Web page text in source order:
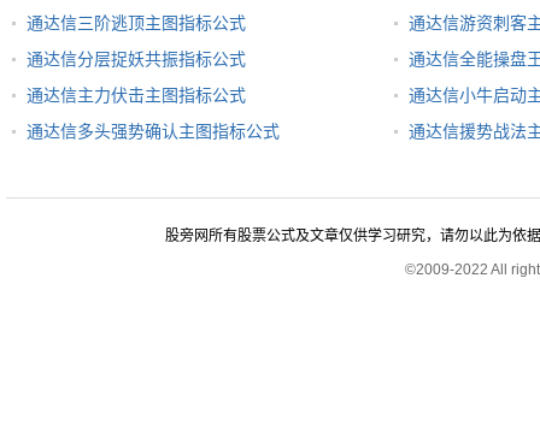
通达信三阶逃顶主图指标公式
通达信游资刺客
通达信分层捉妖共振指标公式
通达信全能操盘
通达信主力伏击主图指标公式
通达信小牛启动
通达信多头强势确认主图指标公式
通达信援势战法
股旁网所有股票公式及文章仅供学习研究，请勿以此为依
©2009-2022 All